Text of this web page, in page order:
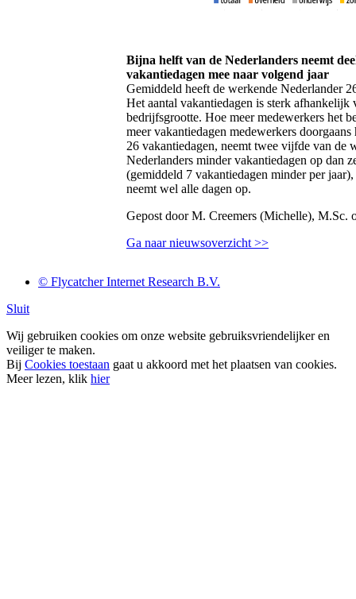
Bijna helft van de Nederlanders neemt
vakantiedagen mee naar volgend jaar
Gemiddeld heeft de werkende Nederlander
Het aantal vakantiedagen is sterk afhankelijk
bedrijfsgrootte. Hoe meer medewerkers het
meer vakantiedagen medewerkers doorgaans
26 vakantiedagen, neemt twee vijfde van de
Nederlanders minder vakantiedagen op dan
(gemiddeld 7 vakantiedagen minder per
neemt wel alle dagen op.
Gepost door M. Creemers (Michelle), M.Sc.
Ga naar nieuwsoverzicht >>
© Flycatcher Internet Research B.V.
Sluit
Wij gebruiken cookies om onze website gebruiksvriendelijker en
veiliger te maken.
Bij Cookies toestaan gaat u akkoord met het plaatsen van cookies.
Meer lezen, klik hier